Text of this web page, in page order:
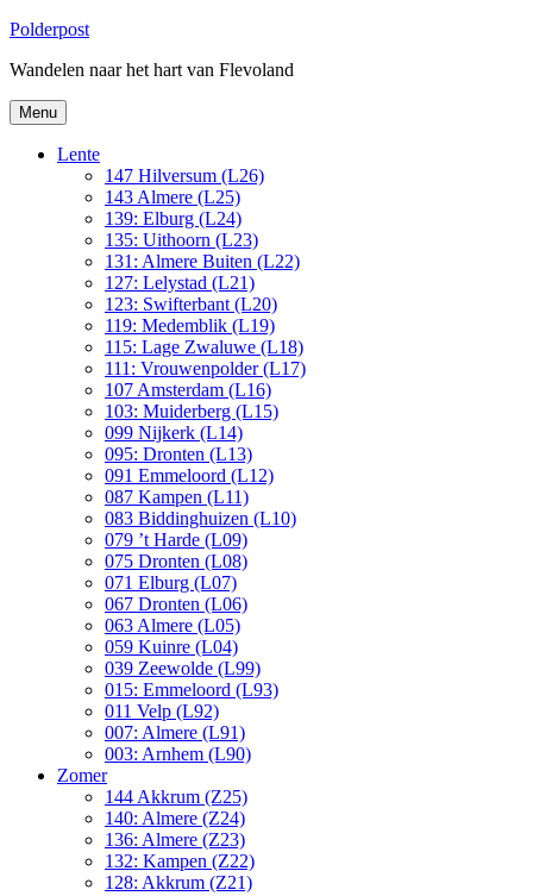
Ga
de
Polderpost
Wandelen naar het hart van Flevoland
Menu
Lente
147 Hilversum (L26)
143 Almere (L25)
139: Elburg (L24)
135: Uithoorn (L23)
131: Almere Buiten (L22)
127: Lelystad (L21)
123: Swifterbant (L20)
119: Medemblik (L19)
115: Lage Zwaluwe (L18)
111: Vrouwenpolder (L17)
107 Amsterdam (L16)
103: Muiderberg (L15)
099 Nijkerk (L14)
095: Dronten (L13)
091 Emmeloord (L12)
087 Kampen (L11)
083 Biddinghuizen (L10)
079 ’t Harde (L09)
075 Dronten (L08)
071 Elburg (L07)
067 Dronten (L06)
063 Almere (L05)
059 Kuinre (L04)
039 Zeewolde (L99)
015: Emmeloord (L93)
011 Velp (L92)
007: Almere (L91)
003: Arnhem (L90)
Zomer
144 Akkrum (Z25)
140: Almere (Z24)
136: Almere (Z23)
132: Kampen (Z22)
128: Akkrum (Z21)